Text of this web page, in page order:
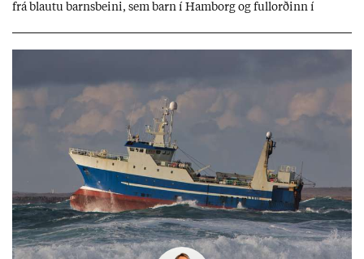
frá blautu barns­beini, sem barn í Ham­borg og full­orð­inn í